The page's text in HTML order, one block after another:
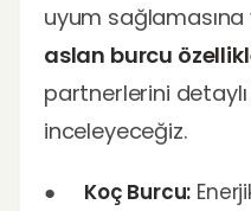
uyum sağlamasına
aslan burcu
partnerlerini
inceleyeceğiz.
● Koç Burcu: